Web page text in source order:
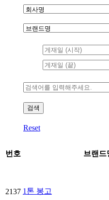
Reset
번호 브랜드
2137 1톤 봉고